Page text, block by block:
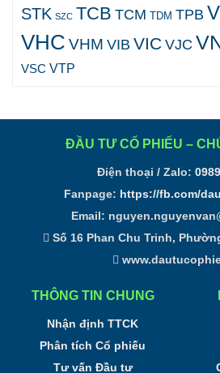
STK SZC TCB TCM TDM TPB
VHC VHM VIB VICVJC
VSC VTP
ĐẦU TƯ CỔ PHIẾU –
Điện thoại / Zalo:
Fanpage: https://fb.com/
Email:
Số 16 Phan Chu Trinh,
THÔNG TIN CHUNG
Nhận định TTCK
Phân tích Cổ phiếu
Tư vấn Đầu tư